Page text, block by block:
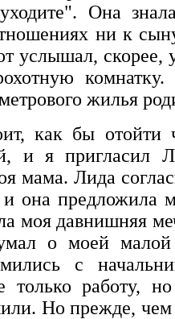
Она
ни к
услышал,
жилья
как бы
и я
мама. Лида
она предложила
моя давнишняя
о моей
с
только работу,
Но прежде, чем